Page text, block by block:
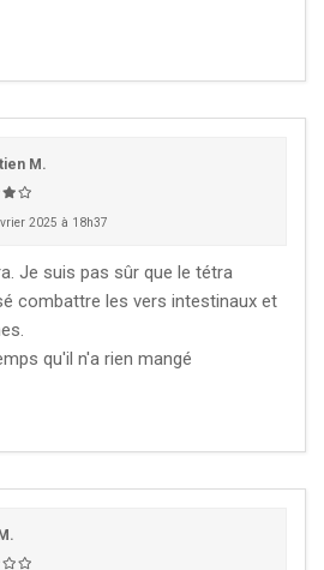
M.
2025 à 18h37
Je suis pas sûr que le tétra
combattre les vers intestinaux et
qu'il n'a rien mangé